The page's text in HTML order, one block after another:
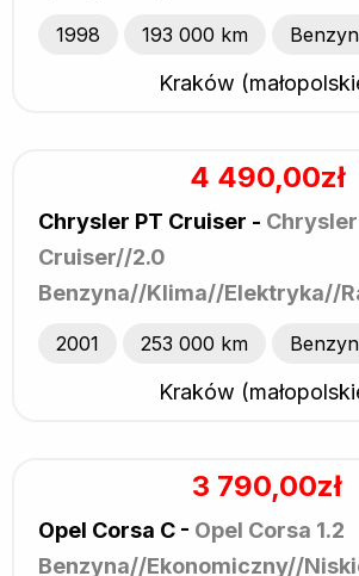
1998 193 000 km
Kraków
4 490,00zł
Chrysler PT Cruiser - Chrysler
Cruiser//2.0
Benzyna//Klima//Elektryka//
2001 253 000 km
Kraków
3 790,00zł
Opel Corsa C - Opel Corsa 1.2
Benzyna//Ekonomiczny//